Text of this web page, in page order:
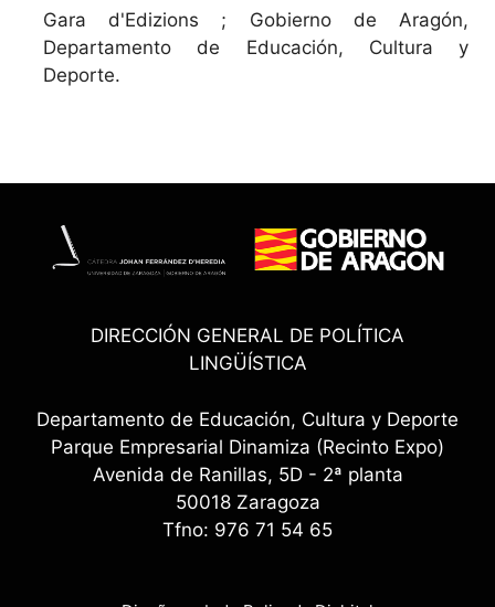
Gara d'Edizions ; Gobierno de Aragón,
Departamento de Educación, Cultura y
Deporte.
DIRECCIÓN GENERAL DE POLÍTICA
LINGÜÍSTICA
Departamento de Educación, Cultura y Deporte
Parque Empresarial Dinamiza (Recinto Expo)
Avenida de Ranillas, 5D - 2ª planta
50018 Zaragoza
Tfno: 976 71 54 65